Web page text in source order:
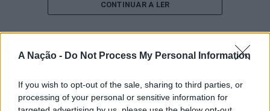
A Nação - Do Not Process My Personal Information
If you wish to opt-out of the sale, sharing to third parties, or
processing of your personal or sensitive information for
O pesquisador afirma que plataformas digitais também
cérebro, favorecendo a fadiga mental, a dificuldade de
manter a atenção e a procrastinação. Na sua visão,
tarefas inacabadas permanecem ativas na memória e
prolongado pode elevar os níveis de cortisol e
prejudicar o desempenho cognitivo.
CONTINUAR A LER
ATUALIDADE
“Millennium Estoril Open 2026”
regressou ao circuito ATP com